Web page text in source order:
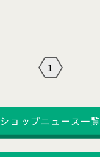
1
ショップニュース一覧